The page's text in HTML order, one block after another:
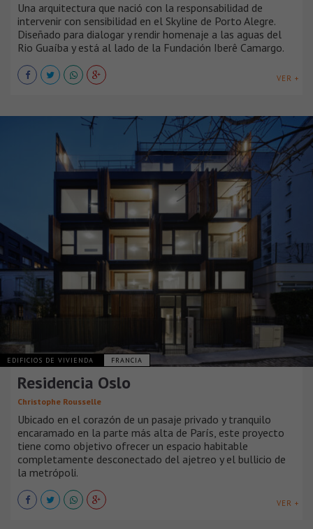
Una arquitectura que nació con la responsabilidad de
intervenir con sensibilidad en el Skyline de Porto Alegre.
Diseñado para dialogar y rendir homenaje a las aguas del
Rio Guaíba y está al lado de la Fundación Iberê Camargo.
VER +
EDIFICIOS DE VIVIENDA FRANCIA
Residencia Oslo
Christophe Rousselle
Ubicado en el corazón de un pasaje privado y tranquilo
encaramado en la parte más alta de París, este proyecto
tiene como objetivo ofrecer un espacio habitable
completamente desconectado del ajetreo y el bullicio de
la metrópoli.
VER +